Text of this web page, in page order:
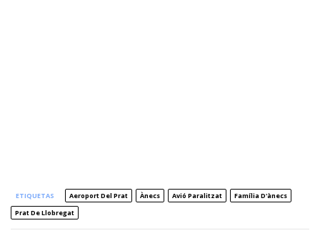
ETIQUETAS Aeroport Del Prat Ànecs Avió Paralitzat
Família D'ànecs
Prat De Llobregat